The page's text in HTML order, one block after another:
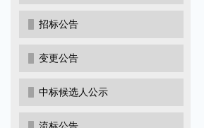
招标公告
变更公告
中标候选人公示